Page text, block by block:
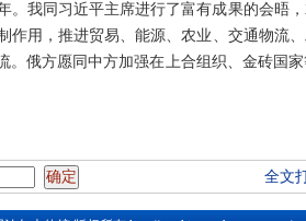
。我同习近平主席进行了富有成果的会晤
用，推进贸易、能源、农业、交通物流
。俄方愿同中方加强在上合组织、金砖国
全文